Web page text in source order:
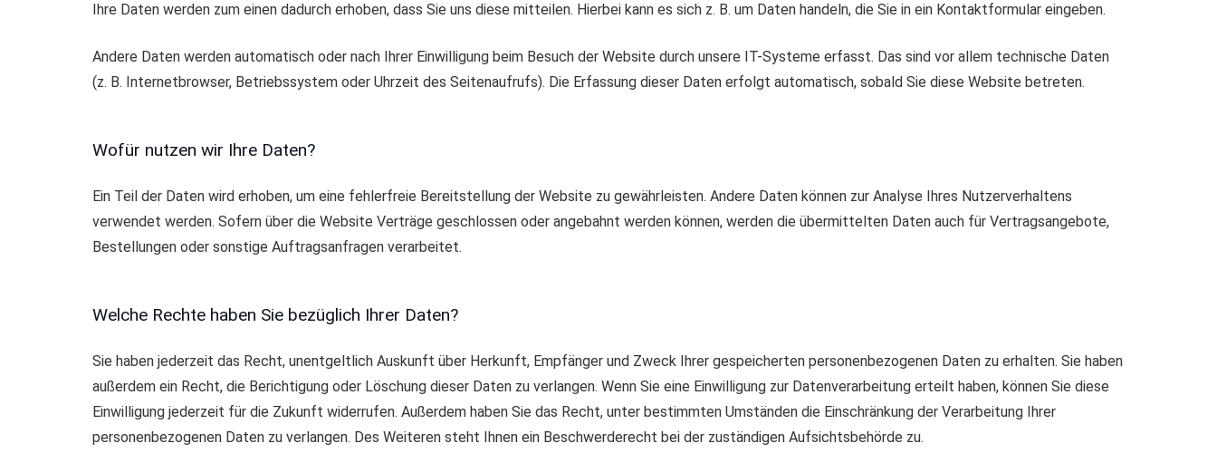
Ihre Daten werden zum einen dadurch erhoben, dass Sie uns diese mitteilen. Hierbei kann es sich z. B. um Daten handeln, die Sie in ein Kontaktformular eingeben.
Andere Daten werden automatisch oder nach Ihrer Einwilligung beim Besuch der Website durch unsere IT-Systeme erfasst. Das sind vor allem technische Daten
(z. B. Internetbrowser, Betriebssystem oder Uhrzeit des Seitenaufrufs). Die Erfassung dieser Daten erfolgt automatisch, sobald Sie diese Website betreten.
Wofür nutzen wir Ihre Daten?
Ein Teil der Daten wird erhoben, um eine fehlerfreie Bereitstellung der Website zu gewährleisten. Andere Daten können zur Analyse Ihres Nutzerverhaltens
verwendet werden. Sofern über die Website Verträge geschlossen oder angebahnt werden können, werden die übermittelten Daten auch für Vertragsangebote,
Bestellungen oder sonstige Auftragsanfragen verarbeitet.
Welche Rechte haben Sie bezüglich Ihrer Daten?
Sie haben jederzeit das Recht, unentgeltlich Auskunft über Herkunft, Empfänger und Zweck Ihrer gespeicherten personenbezogenen Daten zu erhalten. Sie haben
außerdem ein Recht, die Berichtigung oder Löschung dieser Daten zu verlangen. Wenn Sie eine Einwilligung zur Datenverarbeitung erteilt haben, können Sie diese
Einwilligung jederzeit für die Zukunft widerrufen. Außerdem haben Sie das Recht, unter bestimmten Umständen die Einschränkung der Verarbeitung Ihrer
personenbezogenen Daten zu verlangen. Des Weiteren steht Ihnen ein Beschwerderecht bei der zuständigen Aufsichtsbehörde zu.